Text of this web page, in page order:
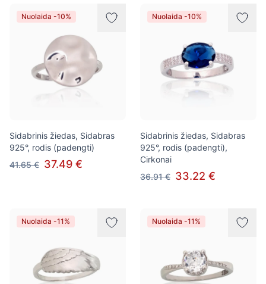
Nuolaida -10%
Sidabrinis žiedas, Sidabras
925°, rodis (padengti)
41.65 € 37.49 €
Nuolaida -10%
Sidabrinis žiedas, Sidabras
925°, rodis (padengti),
Cirkonai
36.91 € 33.22 €
Nuolaida -11% Nuolaida -11%